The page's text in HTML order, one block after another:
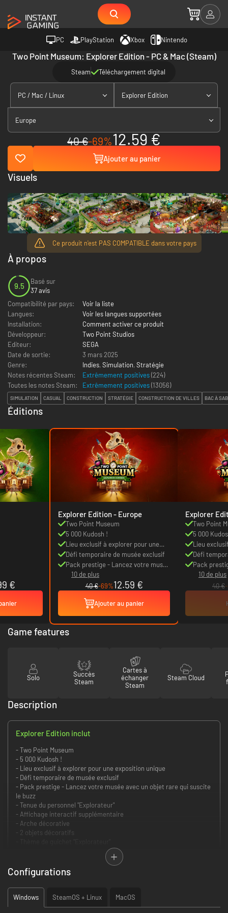
PC PlayStation Xbox Nintendo
Two Point Museum: Explorer Edition - PC & Mac (Steam)
Steam Téléchargement digital
PC / Mac / Linux Explorer Edition
Europe
40 €-69%12.59 €
Ajouter au panier
Ce produit n'est PAS COMPATIBLE dans votre pays
À propos
9.5
Basé sur
37 avis
Compatibilité par pays:
Voir la liste
Langues:
Voir les langues supportées
Installation:
Comment activer ce produit
Développeur:
Two Point Studios
Editeur:
SEGA
Date de sortie:
3 mars 2025
Genre:
Indies, Simulation, Stratégie
Notes récentes Steam:
Extrêmement positives(224)
Toutes les notes Steam:
Extrêmement positives(13056)
SIMULATION CASUAL CONSTRUCTION STRATÉGIE CONSTRUCTION DE VILLES BAC À
Éditions
€
Explorer Edition - Europe
Two Point Museum
5 000 Kudosh !
Lieu exclusif à explorer pour une
exposition unique
Défi temporaire de musée exclusif
Pack prestige - Lancez votre musée
avec un objet rare qui suscite le
10 de plus
40 €-69%12.59 €
Ajouter au panier
Two Point
5 000
Lieu
exposition
Défi
Pack
avec un
10 de plus
40 €
Visuels
Game features
Solo
Succès
Steam
Cartes à
échanger
Steam
Steam Cloud
Description
Explorer Edition inclut
- Two Point Museum
- 5 000 Kudosh !
- Lieu exclusif à explorer pour une exposition unique
- Défi temporaire de musée exclusif
- Pack prestige - Lancez votre musée avec un objet rare qui suscite
le buzz
- Tenue du personnel "Explorateur"
- Affichage interactif supplémentaire
- Arche décorative
- 2 objets décoratifs
- Skin "Explorateur en hélicoptère"
- 3 décorations de sol et 3 fonds d'écran
- 3 styles de banc
- Malle de réapprovisionnement du personnel offrant des bonus
supplémentaires après une expédition périlleuse !
Configurations
Windows SteamOS + Linux MacOS